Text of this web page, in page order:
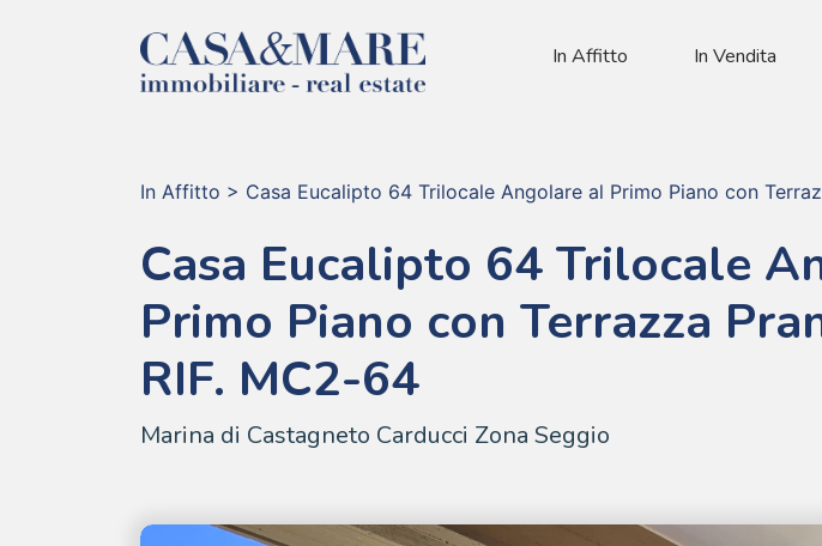
In Affitto In Vendita
In Affitto > Casa Eucalipto 64 Trilocale Angolare al Primo Piano con
Casa Eucalipto 64 Trilocale
Primo Piano con Terrazza
RIF. MC2-64
Marina di Castagneto Carducci Zona Seggio